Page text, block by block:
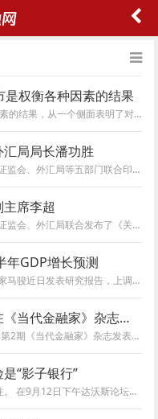
权衡各种因素的结果
2月3日股市开市，是权衡各种因素的结果，从一个侧面表明了对市场、对规则的尊重和战胜困难的信心。
局局长潘功胜
人民银行、财政部、银保监会、证监会、外汇局等五部门联合印发《关于进一步强化金融支持防控新型冠状病毒感染肺炎疫情的通知》后，人民银行副
席李超
人民银行、财政部、银保监会、证监会、外汇局联合发布了《关于进一步强化金融支持防控新型冠状病毒感染肺炎疫情的通知》，证监会党委委员、副
年GDP增长预测
德意志银行大中华区首席经济学家马骏近日发表研究报告，上调了2013下半年中国GDP增长预测。他认为从七月以来的多项指标和迹象表明，经济增长开始
中国银行副行长陈四清在《当代金融家》杂志发表署名文章
中国银行副行长陈四清在2013年第2期《当代金融家》杂志发表署名文章《商业银行转型发展 需要加强能力建设》。全文如下： 商业银行转型发展 需要
“影子银行”
“影子银行”的风险问题再次被关注。 在9月12日下午达沃斯论坛上名为 “中国的金融改革”分论坛上，被问到中国金融五年内最大风险是什么时，中